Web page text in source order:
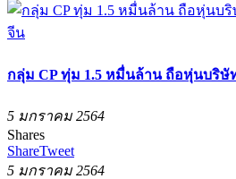
กลุ่ม CP ทุ่ม 1.5 หมื่นล้าน ถือหุ่นบริษั
5 มกราคม 2564
Shares
ShareTweet
5 มกราคม 2564